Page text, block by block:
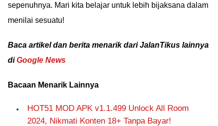
sepenuhnya. Mari kita belajar untuk lebih bijaksana dalam
menilai sesuatu!
Baca artikel dan berita menarik dari JalanTikus lainnya
diGoogle News
Bacaan Menarik Lainnya
HOT51 MOD APK v1.1.499 Unlock All Room
2024, Nikmati Konten 18+ Tanpa Bayar!